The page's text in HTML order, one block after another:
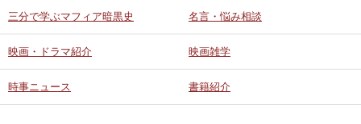
三分で学ぶマフィア暗黒史 名言・悩み相談
映画・ドラマ紹介 映画雑学
時事ニュース 書籍紹介